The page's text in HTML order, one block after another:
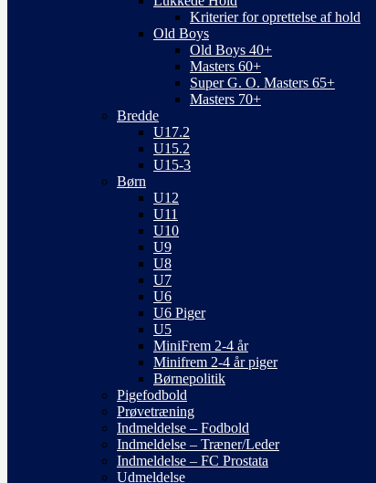
Kriterier for oprettelse af hold
Old Boys
Old Boys 40+
Masters 60+
Super G. O. Masters 65+
Masters 70+
Bredde
U17.2
U15.2
U15-3
Børn
U12
U11
U10
U9
U8
U7
U6
U6 Piger
U5
MiniFrem 2-4 år
Minifrem 2-4 år piger
Børnepolitik
Pigefodbold
Prøvetræning
Indmeldelse – Fodbold
Indmeldelse – Træner/Leder
Indmeldelse – FC Prostata
Udmeldelse